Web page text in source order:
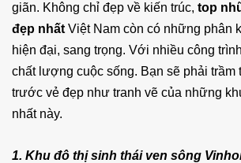
giãn. Không chỉ đẹp về kiến trúc, top
đẹp nhất Việt Nam còn có những phân
hiện đại, sang trọng. Với nhiều công
chất lượng cuộc sống. Bạn sẽ phải trầm
trước vẻ đẹp như tranh vẽ của những
nhất này.
1. Khu đô thị sinh thái ven sông